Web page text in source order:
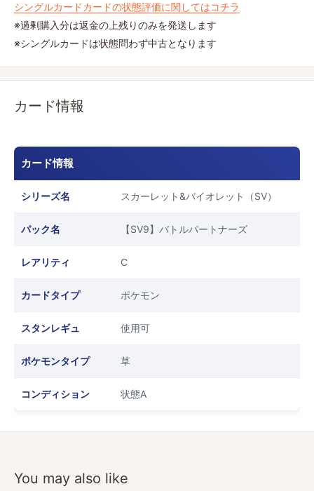
シングルカードカードの状態評価に関してはコチラ
※過剰購入分は返金の上残りのみを発送します
※シングルカードは状態問わず中古となります
カード情報
カード情報
シリーズ名 スカーレット&バイオレット（SV）
パック名 【SV9】バトルパートナーズ
レアリティ C
カードタイプ ポケモン
スタンレギュ 使用可
ポケモンタイプ 草
コンディション 状態A
You may also like